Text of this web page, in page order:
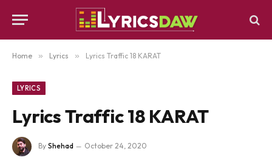
Home » Lyrics » Lyrics Traffic 18 KARAT
LYRICS
Lyrics Traffic 18 KARAT
By Shehad October 24, 2020